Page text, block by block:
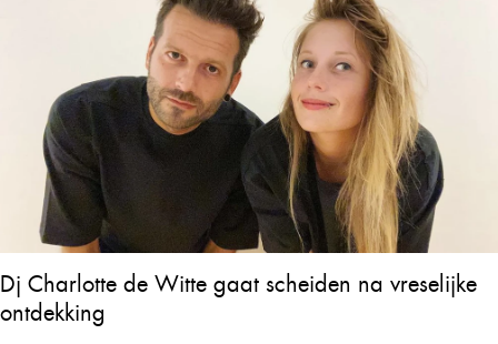
Dj Charlotte de Witte gaat scheiden na vreselijke
ontdekking